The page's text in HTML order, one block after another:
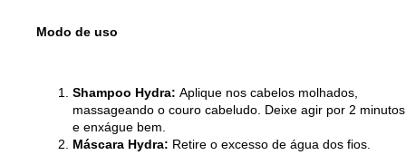
Modo de uso
Shampoo Hydra: Aplique nos cabelos molhados,
massageando o couro cabeludo. Deixe agir por 2 minutos
e enxágue bem.
Máscara Hydra: Retire o excesso de água dos fios.